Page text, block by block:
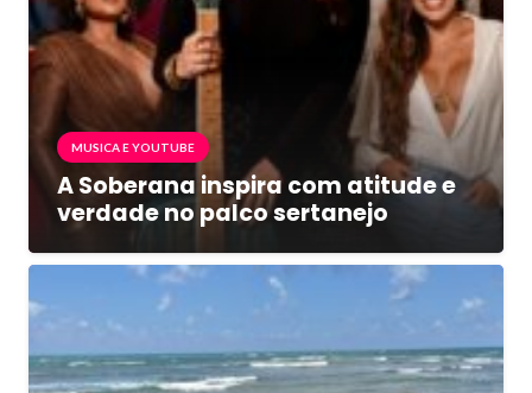
MUSICA E YOUTUBE
A Soberana inspira com atitude e
verdade no palco sertanejo